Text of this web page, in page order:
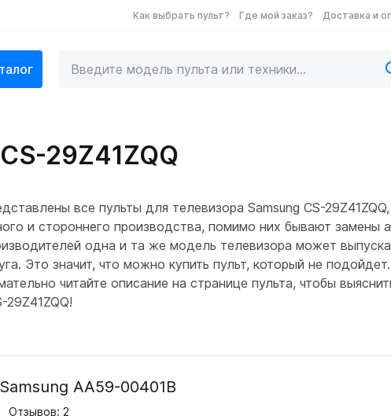
Как выбрать пульт? Где мой заказ? Доставка и
29Z41ZQQ
все пульты для телевизора Samsung CS-
и стороннего производства, помимо них бывают замены
одна и та же модель телевизора может
Это значит, что можно купить пульт, который не
читайте описание на странице пульта, чтобы
29Z41ZQQ!
AA59-00401B
Отзывов: 2